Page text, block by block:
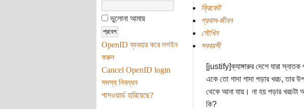
ভুলোনা আমায়
OpenID ব্যবহার করে লগইন
করুন
Cancel OpenID login
সদস্য নিবন্ধন
পাসওয়ার্ড হারিয়েছে?
ক্রিকেট
প্রবাস-জীবন
সৌখিন
সববয়সী
[justify]ক্যাঙ্গারুর দেশে যারা স্নাতক
একে তো গাদা গাদা পড়ার খরচ, তার
থেকে আনা যায়। না হয় পড়ার খরচটা
কি?